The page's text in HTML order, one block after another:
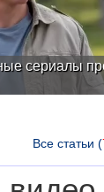
сериалы
Все статьи (